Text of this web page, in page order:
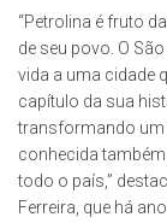
“Petrolina é fruto
de seu povo. O
vida a uma cidade
capítulo da sua
transformando um
conhecida
todo o país,”
Ferreira, que há